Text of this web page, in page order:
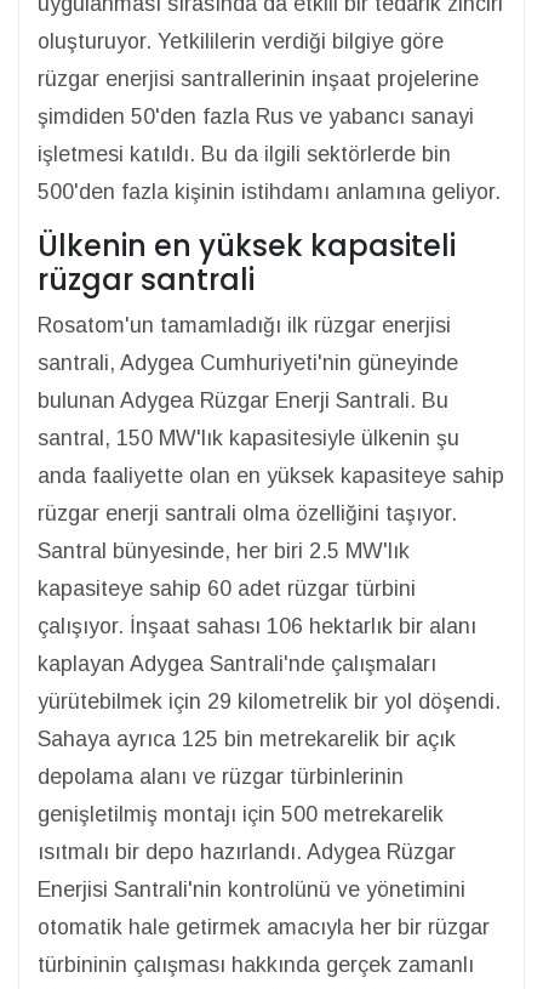
oluşturuyor. Yetkililerin verdiği bilgiye göre
rüzgar enerjisi santrallerinin inşaat projelerine
şimdiden 50'den fazla Rus ve yabancı sanayi
işletmesi katıldı. Bu da ilgili sektörlerde bin
500'den fazla kişinin istihdamı anlamına geliyor.
Ülkenin en yüksek kapasiteli
rüzgar santrali
Rosatom'un tamamladığı ilk rüzgar enerjisi
santrali, Adygea Cumhuriyeti'nin güneyinde
bulunan Adygea Rüzgar Enerji Santrali. Bu
santral, 150 MW'lık kapasitesiyle ülkenin şu
anda faaliyette olan en yüksek kapasiteye sahip
rüzgar enerji santrali olma özelliğini taşıyor.
Santral bünyesinde, her biri 2.5 MW'lık
kapasiteye sahip 60 adet rüzgar türbini
çalışıyor. İnşaat sahası 106 hektarlık bir alanı
kaplayan Adygea Santrali'nde çalışmaları
yürütebilmek için 29 kilometrelik bir yol döşendi.
Sahaya ayrıca 125 bin metrekarelik bir açık
depolama alanı ve rüzgar türbinlerinin
genişletilmiş montajı için 500 metrekarelik
ısıtmalı bir depo hazırlandı. Adygea Rüzgar
Enerjisi Santrali'nin kontrolünü ve yönetimini
otomatik hale getirmek amacıyla her bir rüzgar
türbininin çalışması hakkında gerçek zamanlı